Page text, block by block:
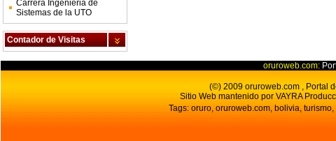
Carrera Ingenieria de
Sistemas de la UTO
Contador de Visitas
oruroweb.com:
(©) 2009 oruroweb.com , Portal
Sitio Web mantenido por VAYRA
Tags: oruro, oruroweb.com, bolivia,